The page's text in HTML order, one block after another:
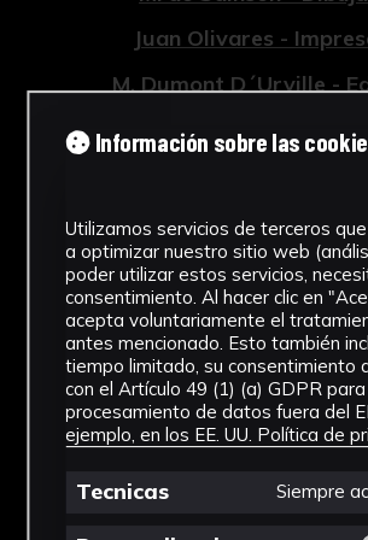
que dos soldados
respeto a su superior
Bibliografía:
Dictionary of Books
from Its Discovery to the
volumen 5Bibliotheca
Dictionary of Books
from Its Discovery to the
(Bibliographical Society of
V.V.A.A, Enciclopedia
Juan Olivares -
M. Dumont D´Urville -
Tipología
Cronología
1841
Técnica
Estampado
Materiales
Ver más
Información sobre las
Utilizamos servicios de terceros
a optimizar nuestro sitio web
poder utilizar estos servicios,
consentimiento. Al hacer clic en
acepta voluntariamente el
antes mencionado. Esto también
tiempo limitado, su consentimiento
con el Artículo 49 (1) (a) GDPR
procesamiento de datos fuera del
ejemplo, en los EE. UU. Política de
Tecnicas Siempre